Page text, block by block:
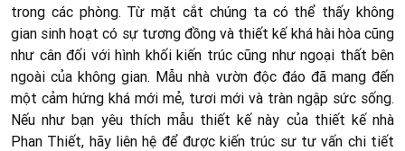
trong các phòng. Từ mặt cắt chúng ta có thể thấy không
gian sinh hoạt có sự tương đồng và thiết kế khá hài hòa cũng
như cân đối với hình khối kiến trúc cũng như ngoại thất bên
ngoài của không gian. Mẫu nhà vườn độc đáo đã mang đến
một cảm hứng khá mới mẻ, tươi mới và tràn ngập sức sống.
Nếu như bạn yêu thích mẫu thiết kế này của thiết kế nhà
Phan Thiết, hãy liên hệ để được kiến trúc sư tư vấn chi tiết